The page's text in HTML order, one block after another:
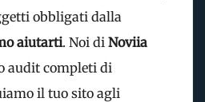
obbligati dalla
aiutarti. Noi di Noviia
audit completi di
il tuo sito agli